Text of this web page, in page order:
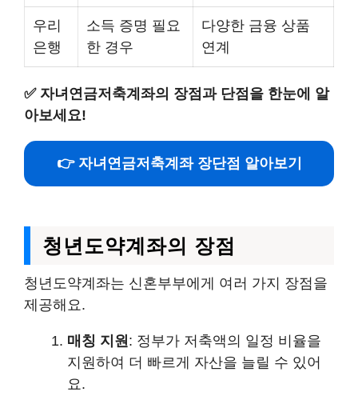
우리
은행
소득 증명 필요
한 경우
다양한 금융 상품
연계
✅ 자녀연금저축계좌의 장점과 단점을 한눈에 알
아보세요!
👉 자녀연금저축계좌 장단점 알아보기
청년도약계좌의 장점
청년도약계좌는 신혼부부에게 여러 가지 장점을
제공해요.
매칭 지원: 정부가 저축액의 일정 비율을
지원하여 더 빠르게 자산을 늘릴 수 있어
요.